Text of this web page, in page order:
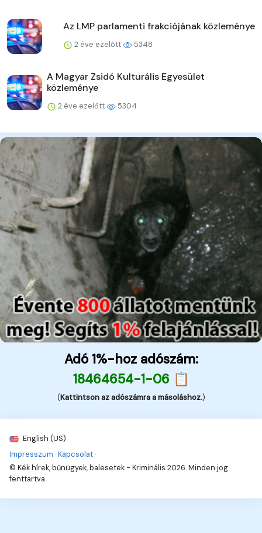
Az LMP parlamenti frakciójának közleménye
2 éve ezelőtt 5348
A Magyar Zsidó Kulturális Egyesület
közleménye
2 éve ezelőtt 5304
Adó 1%-hoz adószám:
18464654-1-06 📋
(Kattintson az adószámra a másoláshoz.)
English (US)
Impresszum ·Kapcsolat ·
© Kék hírek, bűnügyek, balesetek - Kriminális 2026. Minden jog
fenttartva